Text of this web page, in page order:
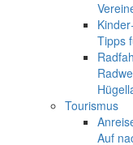
Tipps
Tourismus
Auf